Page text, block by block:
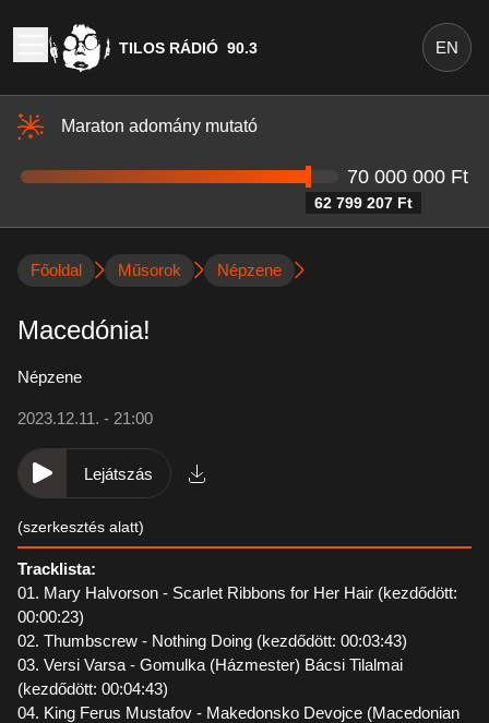
TILOS RÁDIÓ 90.3 EN
Maraton adomány mutató
62 799 207 Ft
70 000 000 Ft
Főoldal Műsorok Népzene
Macedónia!
Népzene
2023.12.11. - 21:00
Lejátszás
(szerkesztés alatt)
Tracklista:
01. Mary Halvorson - Scarlet Ribbons for Her Hair (kezdődött:
00:00:23)
02. Thumbscrew - Nothing Doing (kezdődött: 00:03:43)
03. Versi Varsa - Gomulka (Házmester) Bácsi Tilalmai
(kezdődött: 00:04:43)
04. King Ferus Mustafov - Makedonsko Devojce (Macedonian